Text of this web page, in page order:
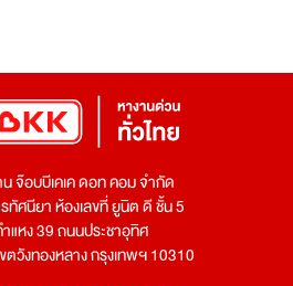
จ๊อบบีเคเค ดอท คอม จำกัด
ทัศนียา ห้องเลขที่ ยูนิต ดี ชั้น 5
แหง 39 ถนนประชาอุทิศ
ตวังทองหลาง กรุงเทพฯ 10310